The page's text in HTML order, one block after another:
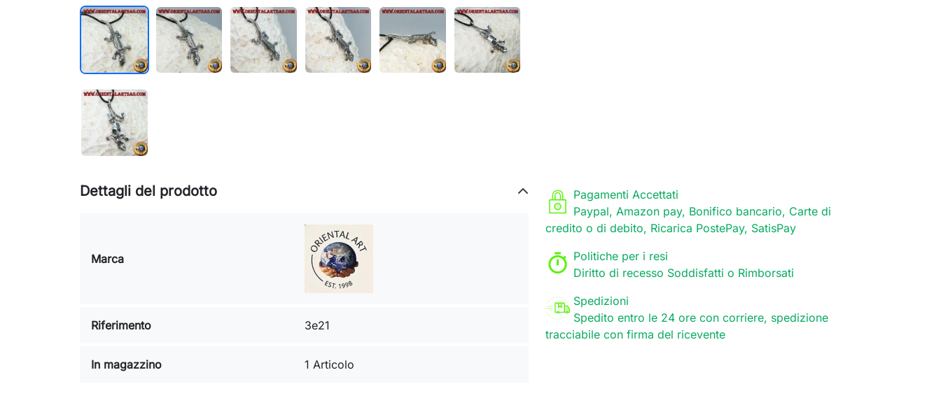
Pagamenti Accettati
Paypal, Amazon pay, Bonifico bancario, Carte di
credito o di debito, Ricarica PostePay, SatisPay
Politiche per i resi
Diritto di recesso Soddisfatti o Rimborsati
Spedizioni
Spedito entro le 24 ore con corriere, spedizione
tracciabile con firma del ricevente
Dettagli del prodotto
Marca
Riferimento 3e21
In magazzino 1 Articolo